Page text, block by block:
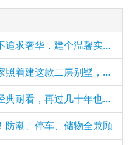
爆款二层自建房别墅设计图，不追求奢华，建个温馨实用的家
​13.5x9米这尺寸火了！好多人家照着建这款二层别墅，简单实用
可以传家的新中式二层别墅，经典耐看，再过几十年也不过时
防潮、停车、储物全兼顾